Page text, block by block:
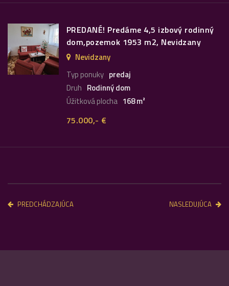
PREDANÉ! Predáme 4,5 izbový rodinný
dom,pozemok 1953 m2, Nevidzany
Nevidzany
Typ ponuky predaj
Druh Rodinný dom
Úžitková plocha 168 m²
75.000,- €
PREDCHÁDZAJÚCA NASLEDUJÚCA